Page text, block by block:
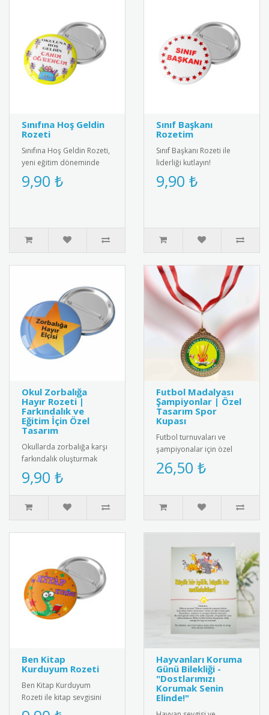
Sınıfına Hoş Geldin
Rozeti
Sınıfına Hoş Geldin Rozeti,
yeni eğitim döneminde
öğrencileri motive eden
özel bir karşılama rozetid..
9,90 ₺
Sınıf Başkanı
Rozetim
Sınıf Başkanı Rozeti ile
liderliği kutlayın!
Öğrenciler için özel
tasarım, şık ve anlamlı bir
9,90 ₺
Okul Zorbalığa
Hayır Rozeti |
Farkındalık ve
Eğitim İçin Özel
Tasarım
Okullarda zorbalığa karşı
farkındalık oluşturmak
amacıyla tasarlanmış
“Zorbalığa Hayır” temalı
rozet..
9,90 ₺
Futbol Madalyası
Şampiyonlar | Özel
Tasarım Spor
Kupası
Futbol turnuvaları ve
şampiyonalar için özel
tasarım futbol madalyası.
Kaliteli metal malzemeden
26,50 ₺
Ben Kitap
Kurduyum Rozeti
Ben Kitap Kurduyum
Rozeti ile kitap sevgisini
teşvik edin! Öğrencilere ve
Hayvanları Koruma
Günü Bilekliği -
"Dostlarımızı
Korumak Senin
Elinde!"